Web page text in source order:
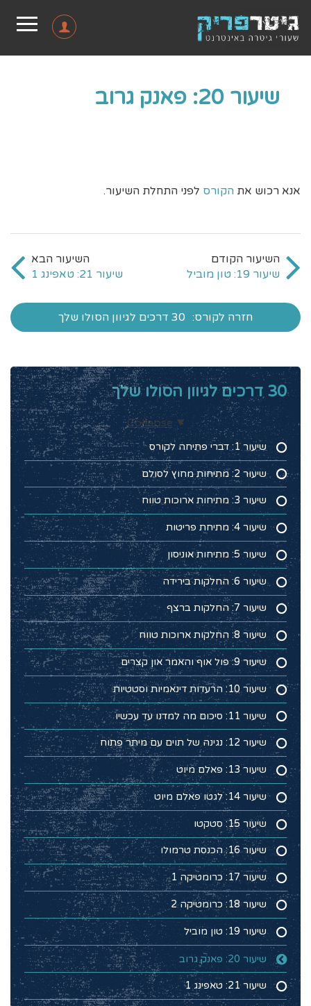
שיעור 20: פאנק גרוב
אנא רכוש את הקורס לפני התחלת השיעור.
שיעור 19: טון מוביל שיעור 21: טאפינג 1
חזרה לקורס: 30 דרכים לגיוון הסולו שלך
30 דרכים לגיוון הסולו שלך
Collapse
שיעור 1: דברי פתיחה לקורס
שיעור 2: מתיחות מחוץ לסולם
שיעור 3: מתיחות ארוכות טווח
שיעור 4: מתיחת פריטות
שיעור 5: מתיחות אוניסון
שיעור 6: החלקות בירידה
שיעור 7: החלקות ברצף
שיעור 8: החלקות ארוכות טווח
שיעור 9: פול אוף והאמר און קצרים
שיעור 10: הרעדות דינאמיות וסטטיות
שיעור 11: סיכום מה למדנו עד עכשיו
שיעור 12: נגינה של תוים עם מיתר פתוח
שיעור 13: פאלם מיוט
שיעור 14: לגטו פאלם מיוט
שיעור 15: סטקטו
שיעור 16: הכנסת טרמולו
שיעור 17: כרומטיקה 1
שיעור 18: כרומטיקה 2
שיעור 19: טון מוביל
שיעור 20: פאנק גרוב
שיעור 21: טאפינג 1